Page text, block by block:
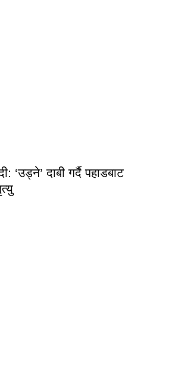
‘उड्ने’ दाबी गर्दै पहाडबाट